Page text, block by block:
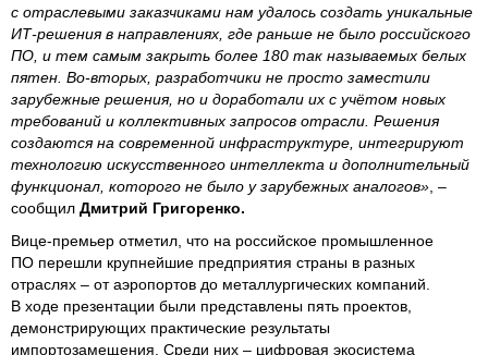
с отраслевыми заказчиками нам удалось создать уникальные
ИТ-решения в направлениях, где раньше не было российского
ПО, и тем самым закрыть более 180 так называемых белых
пятен. Во‑вторых, разработчики не просто заместили
зарубежные решения, но и доработали их с учётом новых
требований и коллективных запросов отрасли. Решения
создаются на современной инфраструктуре, интегрируют
технологию искусственного интеллекта и дополнительный
функционал, которого не было у зарубежных аналогов» , –
сообщил Дмитрий Григоренко.
Вице-премьер отметил, что на российское промышленное
ПО перешли крупнейшие предприятия страны в разных
отраслях – от аэропортов до металлургических компаний.
В ходе презентации были представлены пять проектов,
демонстрирующих практические результаты
импортозамещения. Среди них – цифровая экосистема